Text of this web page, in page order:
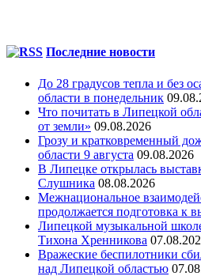
Последние новости
До 28 градусов тепла и без
области в понедельник
Что почитать в Липецкой
от земли» 09.08.2026
Грозу и кратковременный
области 9 августа 09.08.2026
В Липецке открылась
Слушника 08.08.2026
Межнациональное
продолжается подготовка к
Липецкой музыкальной
Тихона Хренникова
Вражеские беспилотники
над Липецкой областью